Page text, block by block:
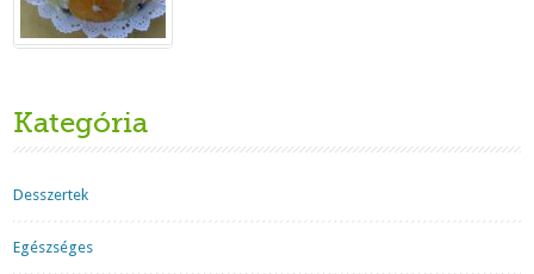
Kategória
Desszertek
Egészséges